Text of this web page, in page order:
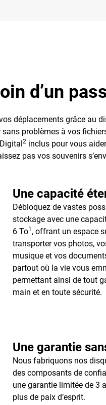
d’un
déplacements grâce au
problèmes à vos
2 inclus pour vous
pas vos souvenirs
Une capacité
Débloquez de vastes
stockage avec une
6 To1 , offrant un espace
transporter vos photos,
musique et vos
partout où la vie vous
permettant ainsi de tout
main et en toute sécurité.
Une garantie
Nous fabriquons nos
des composants de
une garantie limitée de 3
plus de paix d’esprit.